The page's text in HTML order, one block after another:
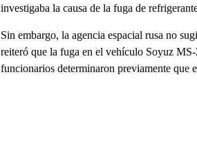
investigaba la causa de la fuga de
Sin embargo, la agencia espacial rusa no
reiteró que la fuga en el vehículo Soyuz
funcionarios determinaron previamente que